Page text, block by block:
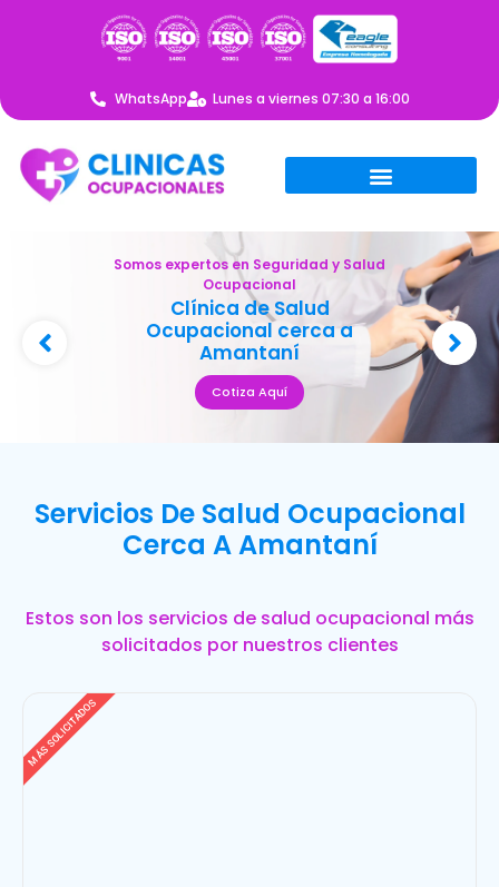
WhatsApp Lunes a viernes 07:30 a 16:00
Somos expertos en Seguridad y Salud
Ocupacional
Clínica de Salud
Ocupacional cerca a
Amantaní
Cotiza Aquí
Servicios De Salud Ocupacional
Cerca A Amantaní
Estos son los servicios de salud ocupacional más
solicitados por nuestros clientes
MÁS SOLICITADOS